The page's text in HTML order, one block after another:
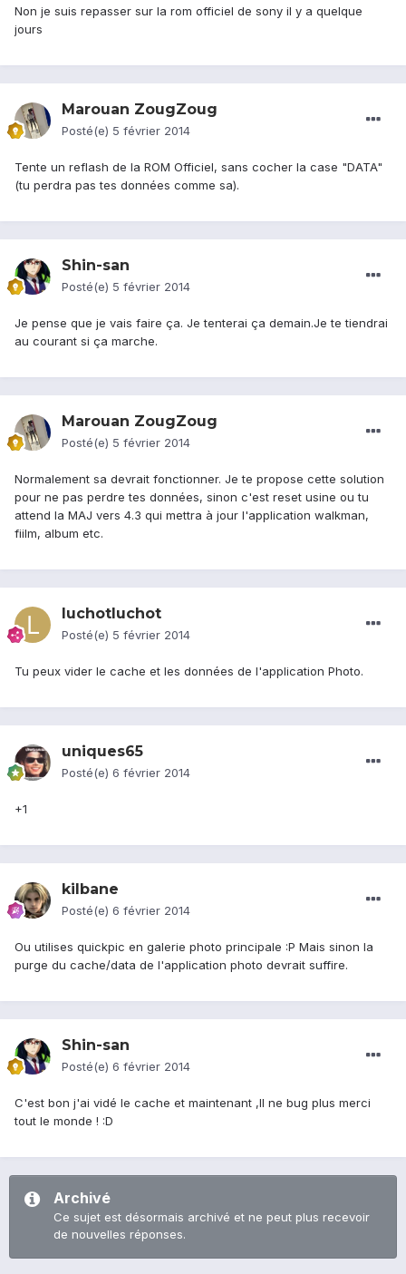
Non je suis repasser sur la rom officiel de sony il y a quelque
jours
Marouan ZougZoug
Posté(e) 5 février 2014
Tente un reflash de la ROM Officiel, sans cocher la case "DATA"
(tu perdra pas tes données comme sa).
Shin-san
Posté(e) 5 février 2014
Je pense que je vais faire ça. Je tenterai ça demain.Je te tiendrai
au courant si ça marche.
Marouan ZougZoug
Posté(e) 5 février 2014
Normalement sa devrait fonctionner. Je te propose cette solution
pour ne pas perdre tes données, sinon c'est reset usine ou tu
attend la MAJ vers 4.3 qui mettra à jour l'application walkman,
fiilm, album etc.
luchotluchot
Posté(e) 5 février 2014
Tu peux vider le cache et les données de l'application Photo.
uniques65
Posté(e) 6 février 2014
+1
kilbane
Posté(e) 6 février 2014
Ou utilises quickpic en galerie photo principale :P Mais sinon la
purge du cache/data de l'application photo devrait suffire.
Shin-san
Posté(e) 6 février 2014
C'est bon j'ai vidé le cache et maintenant ,Il ne bug plus merci
tout le monde ! :D
Archivé
Ce sujet est désormais archivé et ne peut plus recevoir
de nouvelles réponses.